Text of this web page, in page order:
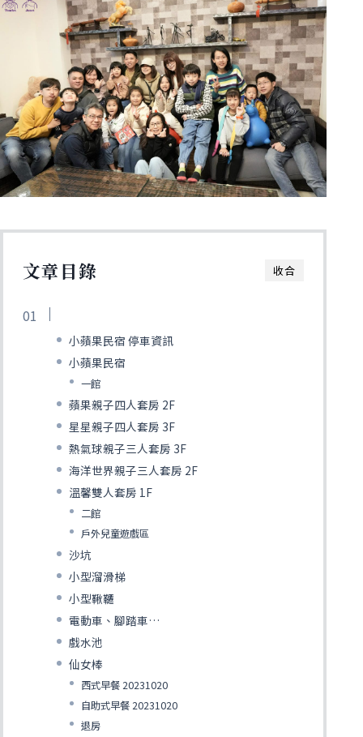
收合
文章目錄
小蘋果民宿 停車資訊
小蘋果民宿
一館
蘋果親子四人套房 2F
星星親子四人套房 3F
熱氣球親子三人套房 3F
海洋世界親子三人套房 2F
溫馨雙人套房 1F
二館
戶外兒童遊戲區
沙坑
小型溜滑梯
小型鞦韆
電動車、腳踏車…
戲水池
仙女棒
西式早餐 20231020
自助式早餐 20231020
退房